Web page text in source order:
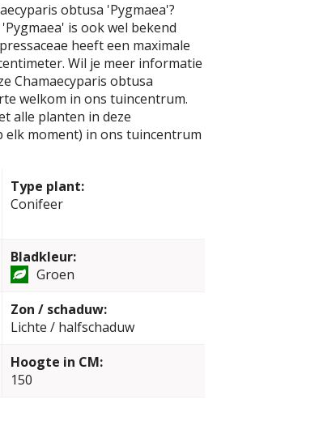
obtusa 'Pygmaea'?
is ook wel bekend
heeft een maximale
Wil je meer informatie
Chamaecyparis obtusa
welkom in ons tuincentrum.
alle planten in deze
elk moment) in ons tuincentrum
Type plant:
Conifeer
Bladkleur:
Groen
Zon / schaduw:
Lichte / halfschaduw
Hoogte in CM:
150